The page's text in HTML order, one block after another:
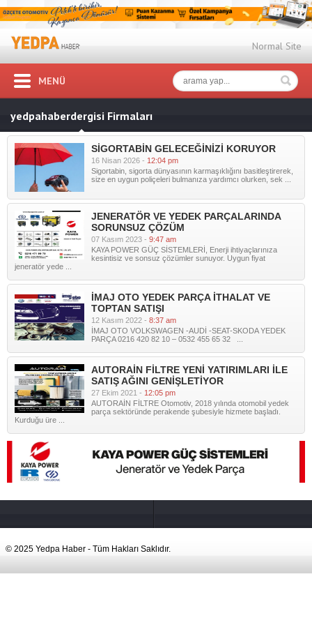
Normal Site
MENÜ
yedpahaberdergisi Firmaları
SİGORTABİN GELECEĞİNİZİ KORUYOR
16 Nisan 2026 - 12:04 pm
Sigortabin, sigorta dünyasının karmaşıklığını basitleştirerek,
size en uygun poliçeleri bulmanıza yardımcı olurken, sek ...
JENERATÖR VE YEDEK PARÇALARINDA
SORUNSUZ ÇÖZÜM
07 Kasım 2023 - 9:47 am
KAYA POWER GÜÇ SİSTEMLERİ, Enerji ihtiyaçlarınıza
kesintisiz ve sonsuz çözümler sunuyor. Uygun fiyat
jeneratör yede ...
İMAJ OTO YEDEK PARÇA İTHALAT VE
TOPTAN SATIŞI
12 Kasım 2022 - 8:37 am
İMAJ OTO VOLKSWAGEN -AUDİ -SEAT-SKODA YEDEK
PARÇA 0216 420 82 10 – 0532 455 65 32 ...
AUTORAİN FİLTRE YENİ YATIRIMLARI İLE
SATIŞ AĞINI GENİŞLETİYOR
27 Ekim 2021 - 12:05 pm
AUTORAİN FİLTRE Otomotiv, 2018 yılında otomobil yedek
parça sektöründe perakende şubesiyle hizmete başladı.
Kurduğu üre ...
© 2025 Yedpa Haber - Tüm Hakları Saklıdır.